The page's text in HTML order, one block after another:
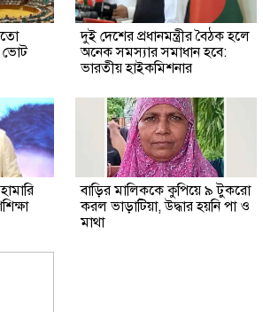
ভোট
দুই দেশের প্রধানমন্ত্রীর বৈঠক হলে
অনেক সমস্যার সমাধান হবে:
ভারতীয় হাইকমিশনার
বাড়ির মালিককে কুপিয়ে ৯ টুকরো
করল ভাড়াটিয়া, উদ্ধার হয়নি পা ও
মাথা